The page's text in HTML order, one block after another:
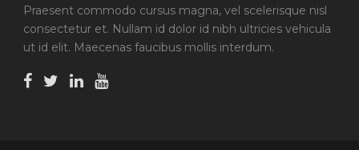
Praesent commodo cursus magna, vel scelerisque nisl
consectetur et. Nullam id dolor id nibh ultricies vehicula
ut id elit. Maecenas faucibus mollis interdum.